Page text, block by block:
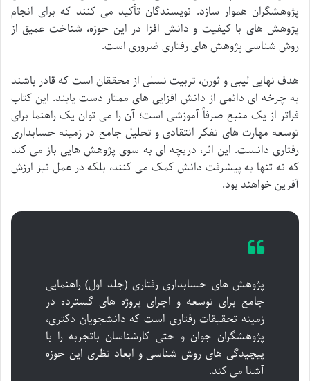
پژوهشگران هموار سازد. نویسندگان تأکید می کنند که برای انجام
پژوهش های با کیفیت و دانش افزا در این حوزه، شناخت عمیق از
روش شناسی پژوهش های رفتاری ضروری است.
هدف نهایی لیبی و ثورن، تربیت نسلی از محققان است که قادر باشند
به چرخه ای دائمی از دانش افزایی های ممتاز دست یابند. این کتاب
فراتر از یک منبع صرفاً آموزشی است؛ آن را می توان یک راهنما برای
توسعه مهارت های تفکر انتقادی و تحلیل جامع در زمینه حسابداری
رفتاری دانست. این اثر، دریچه ای به سوی پژوهش هایی باز می کند
که نه تنها به پیشرفت دانش کمک می کنند، بلکه در عمل نیز ارزش
آفرین خواهند بود.
پژوهش های حسابداری رفتاری (جلد اول) راهنمایی
جامع برای توسعه و اجرای پروژه های گسترده در
زمینه تحقیقات رفتاری است که دانشجویان دکتری،
پژوهشگران جوان و حتی کارشناسان باتجربه را با
پیچیدگی های روش شناسی و ابعاد نظری این حوزه
آشنا می کند.